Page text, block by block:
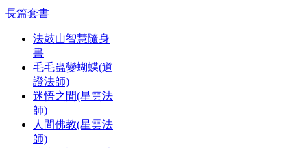
長篇套書
法鼓山智慧隨身
書
毛毛蟲變蝴蝶(道
證法師)
迷悟之間(星雲法
師)
人間佛教(星雲法
師)